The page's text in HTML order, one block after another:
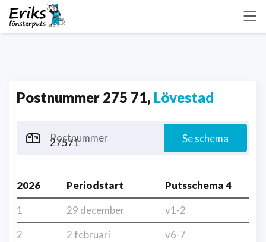
Postnummer 275 71, Lövestad
Postnummer Se schema
2026 Periodstart
Putsschema 4
1
29 december
v1-2
2
2 februari
v6-7